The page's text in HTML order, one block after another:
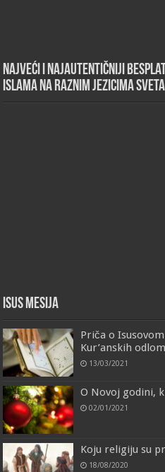
Najveći i najautentičniji
islama na raznim jezicima
Isus Mesija
Priča o
Kur’anskih
13/03/2021
O Novoj godini,
02/01/2021
Koju religiju su
18/08/2020